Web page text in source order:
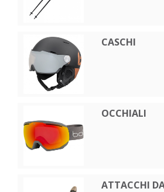
CASCHI
OCCHIALI
ATTACCHI